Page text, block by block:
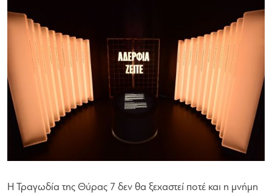
Η Τραγωδία της Θύρας 7 δεν θα ξεχαστεί ποτέ και η μνήμη